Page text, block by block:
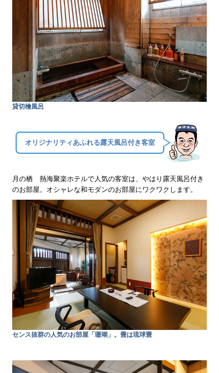
貸切檜風呂
オリジナリティあふれる露天風呂付き客室
月の栖 熱海聚楽ホテルで人気の客室は、やはり露天風呂付き
のお部屋。オシャレな和モダンのお部屋にワクワクします。
センス抜群の人気のお部屋「珊瑚」。畳は琉球畳